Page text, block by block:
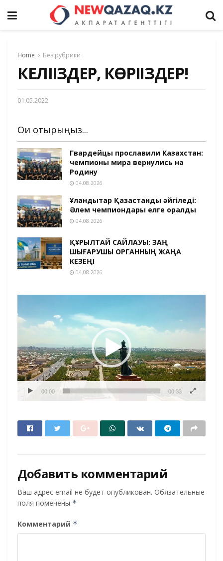
Home Без рубрики
КЕЛІҢІЗДЕР, КӨРІҢІЗДЕР!
01.05.2022
Оқи отырыңыз...
Гвардейцы прославили Казахстан:
чемпионы мира вернулись на
Родину
04.08.2026
Ұландықтар Қазақстанды әйгіледі:
Әлем чемпиондары елге оралды
04.08.2026
ҚҰРЫЛТАЙ САЙЛАУЫ: ЗАҢ
ШЫҒАРУШЫ ОРГАННЫҢ ЖАҢА
КЕЗЕҢІ
04.08.2026
00:00 00:33
Добавить комментарий
Ваш адрес email не будет опубликован. Обязательные
поля помечены *
Комментарий *